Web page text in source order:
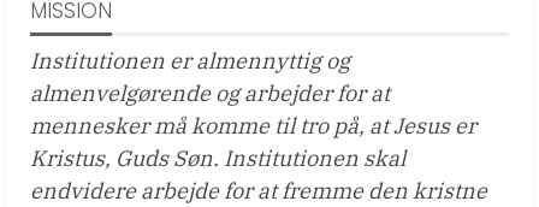
MISSION
Institutionen er almennyttig og
almenvelgørende og arbejder for at
mennesker må komme til tro på, at Jesus er
Kristus, Guds Søn. Institutionen skal
endvidere arbejde for at fremme den kristne